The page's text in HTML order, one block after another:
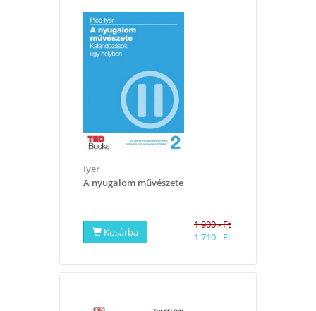
Iyer
A nyugalom művészete
Kosárba
1 900.- Ft
1 710.- Ft